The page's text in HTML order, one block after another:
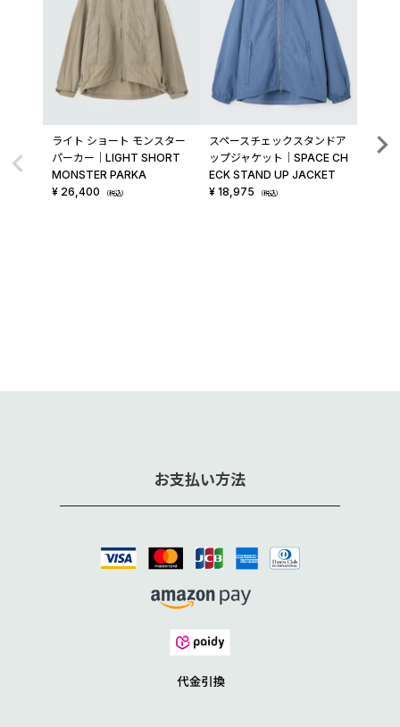
ライト ショート モンスター
パーカー│LIGHT SHORT
MONSTER PARKA
¥ 26,400 （税込）
スペースチェックスタンドア
ップジャケット│SPACE CH
ECK STAND UP JACKET
¥ 18,975 （税込）
アル
ャケ
お支払い方法